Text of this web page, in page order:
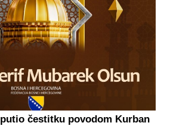
čestitku povodom Kurban